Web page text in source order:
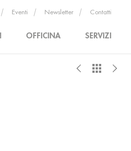
OFFICINA SERVIZI
Eventi Newsletter Contatti